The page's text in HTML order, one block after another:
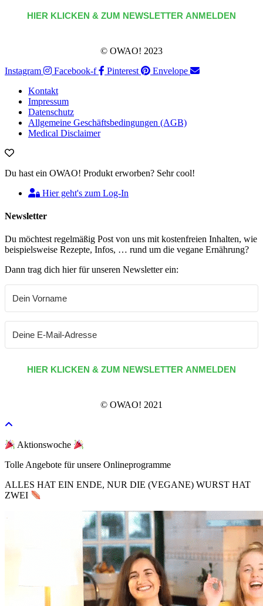
HIER KLICKEN & ZUM NEWSLETTER ANMELDEN
© OWAO! 2023
Instagram
Facebook-f Pinterest
Envelope
Kontakt
Impressum
Datenschutz
Allgemeine Geschäftsbedingungen (AGB)
Medical Disclaimer
Du hast ein OWAO! Produkt erworben? Sehr cool!
Hier geht's zum Log-In
Newsletter
Du möchtest regelmäßig Post von uns mit kostenfreien Inhalten, wie
beispielsweise Rezepte, Infos, … rund um die vegane Ernährung?
Dann trag dich hier für unseren Newsletter ein:
HIER KLICKEN & ZUM NEWSLETTER ANMELDEN
© OWAO! 2021
Aktionswoche
Tolle Angebote für unsere Onlineprogramme
ALLES HAT EIN ENDE, NUR DIE (VEGANE) WURST HAT
ZWEI